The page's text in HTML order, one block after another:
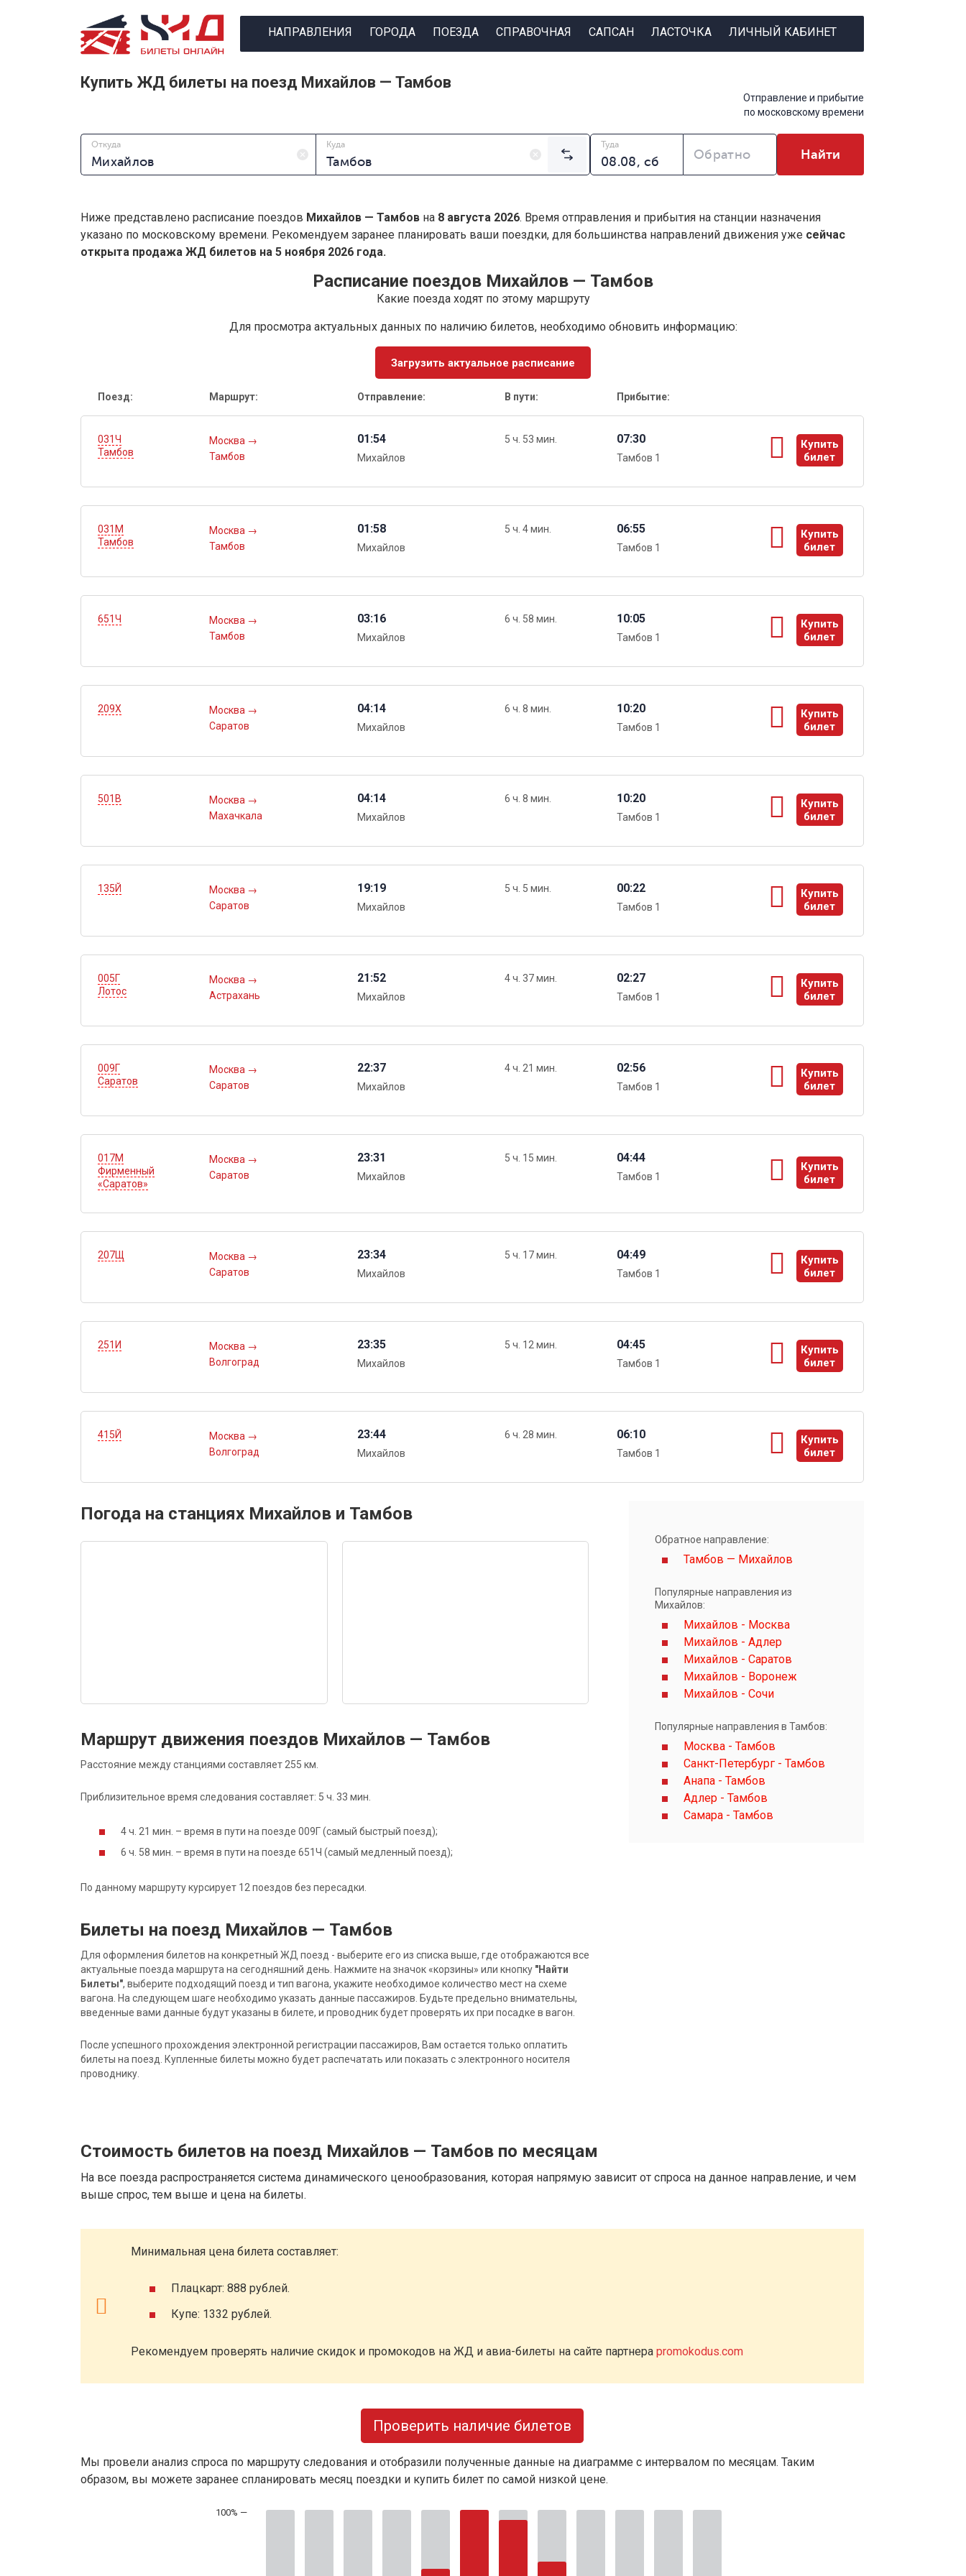
НАПРАВЛЕНИЯ ГОРОДА ПОЕЗДА СПРАВОЧНАЯ САПСАН ЛАСТОЧКА ЛИЧНЫЙ КАБИНЕТ
Купить ЖД билеты на поезд Михайлов — Тамбов
Отправление и прибытие
по московскому времени
Откуда Куда Туда
Обратно Найти
Ниже представлено расписание поездов Михайлов — Тамбов на 8 августа 2026. Время отправления и прибытия на станции назначения
указано по московскому времени. Рекомендуем заранее планировать ваши поездки, для большинства направлений движения уже сейчас
открыта продажа ЖД билетов на 5 ноября 2026 года.
Расписание поездов Михайлов — Тамбов
Какие поезда ходят по этому маршруту
Для просмотра актуальных данных по наличию билетов, необходимо обновить информацию:
Загрузить актуальное расписание
Поезд: Маршрут: Отправление: В пути: Прибытие:
031Ч
Тамбов
Москва →
Тамбов
01:54
Михайлов
5 ч. 53 мин. 07:30
Тамбов 1
Купить
билет
ы
031М
Тамбов
Москва →
Тамбов
01:58
Михайлов
5 ч. 4 мин. 06:55
Тамбов 1
Купить
билет
ы
651Ч Москва →
Тамбов
03:16
Михайлов
6 ч. 58 мин. 10:05
Тамбов 1
Купить
билет
ы
209Х Москва →
Саратов
04:14
Михайлов
6 ч. 8 мин. 10:20
Тамбов 1
Купить
билет
ы
501В Москва →
Махачкала
04:14
Михайлов
6 ч. 8 мин. 10:20
Тамбов 1
Купить
билет
ы
135Й Москва →
Саратов
19:19
Михайлов
5 ч. 5 мин. 00:22
Тамбов 1
Купить
билет
ы
005Г
Лотос
Москва →
Астрахань
21:52
Михайлов
4 ч. 37 мин. 02:27
Тамбов 1
Купить
билет
ы
009Г
Саратов
Москва →
Саратов
22:37
Михайлов
4 ч. 21 мин. 02:56
Тамбов 1
Купить
билет
ы
017М
Фирменный
«Саратов»
Москва →
Саратов
23:31
Михайлов
5 ч. 15 мин. 04:44
Тамбов 1
Купить
билет
ы
207Щ Москва →
Саратов
23:34
Михайлов
5 ч. 17 мин. 04:49
Тамбов 1
Купить
билет
ы
251И Москва →
Волгоград
23:35
Михайлов
5 ч. 12 мин. 04:45
Тамбов 1
Купить
билет
ы
415Й Москва →
Волгоград
23:44
Михайлов
6 ч. 28 мин. 06:10
Тамбов 1
Купить
билет
ы
Погода на станциях Михайлов и Тамбов
Маршрут движения поездов Михайлов — Тамбов
Расстояние между станциями составляет 255 км.
Приблизительное время следования составляет: 5 ч. 33 мин.
4 ч. 21 мин. – время в пути на поезде 009Г (самый быстрый поезд);
6 ч. 58 мин. – время в пути на поезде 651Ч (самый медленный поезд);
По данному маршруту курсирует 12 поездов без пересадки.
Билеты на поезд Михайлов — Тамбов
Для оформления билетов на конкретный ЖД поезд - выберите его из списка выше, где отображаются все
актуальные поезда маршрута на сегодняшний день. Нажмите на значок «корзины» или кнопку "Найти
Билеты", выберите подходящий поезд и тип вагона, укажите необходимое количество мест на схеме
вагона. На следующем шаге необходимо указать данные пассажиров. Будьте предельно внимательны,
введенные вами данные будут указаны в билете, и проводник будет проверять их при посадке в вагон.
После успешного прохождения электронной регистрации пассажиров, Вам остается только оплатить
билеты на поезд. Купленные билеты можно будет распечатать или показать с электронного носителя
проводнику.
Обратное направление:
Тамбов — Михайлов
Популярные направления из
Михайлов:
Михайлов - Москва
Михайлов - Адлер
Михайлов - Саратов
Михайлов - Воронеж
Михайлов - Сочи
Популярные направления в Тамбов:
Москва - Тамбов
Санкт-Петербург - Тамбов
Анапа - Тамбов
Адлер - Тамбов
Самара - Тамбов
Стоимость билетов на поезд Михайлов — Тамбов по месяцам
На все поезда распространяется система динамического ценообразования, которая напрямую зависит от спроса на данное направление, и чем
выше спрос, тем выше и цена на билеты.
Минимальная цена билета составляет:
Плацкарт: 888 рублей.
Купе: 1332 рублей.
Рекомендуем проверять наличие скидок и промокодов на ЖД и авиа-билеты на сайте партнера promokodus.com
Проверить наличие билетов
Мы провели анализ спроса по маршруту следования и отобразили полученные данные на диаграмме с интервалом по месяцам. Таким
образом, вы можете заранее спланировать месяц поездки и купить билет по самой низкой цене.